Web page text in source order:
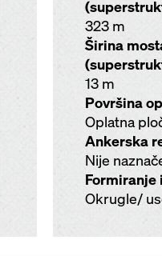
323 m
Širina
13 m
Površina
Oplatna
Ankerska
Nije
Formiranje
Okrugle/